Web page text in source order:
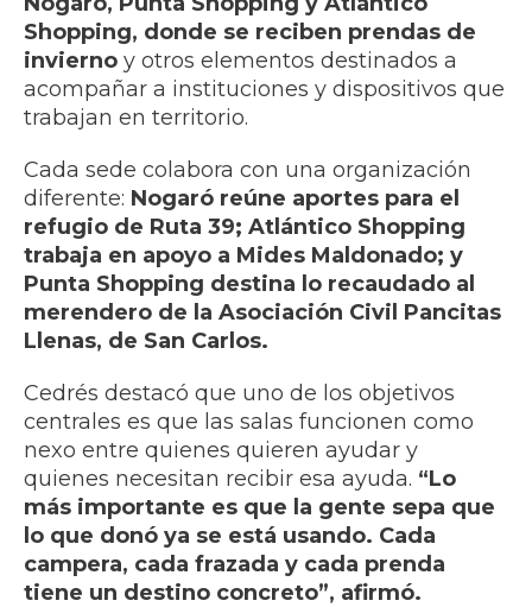
Shopping, donde se reciben prendas de
invierno y otros elementos destinados a
acompañar a instituciones y dispositivos que
trabajan en territorio.
Cada sede colabora con una organización
diferente: Nogaró reúne aportes para el
refugio de Ruta 39; Atlántico Shopping
trabaja en apoyo a Mides Maldonado; y
Punta Shopping destina lo recaudado al
merendero de la Asociación Civil Pancitas
Llenas, de San Carlos.
Cedrés destacó que uno de los objetivos
centrales es que las salas funcionen como
nexo entre quienes quieren ayudar y
quienes necesitan recibir esa ayuda. “Lo
más importante es que la gente sepa que
lo que donó ya se está usando. Cada
campera, cada frazada y cada prenda
tiene un destino concreto”, afirmó.